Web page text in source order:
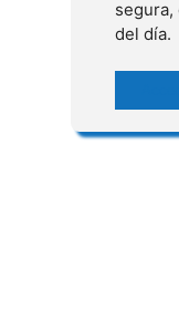
del día.